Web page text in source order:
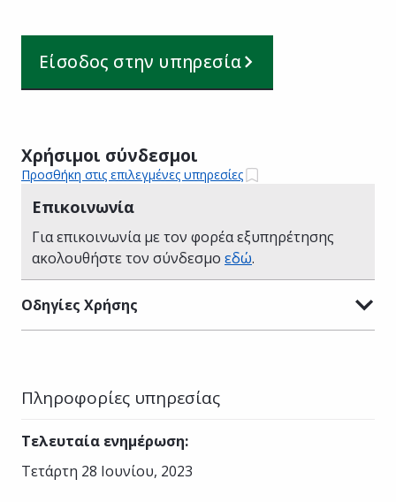
Είσοδος στην υπηρεσία
Χρήσιμοι σύνδεσμοι
Προσθήκη στις επιλεγμένες υπηρεσίες
Επικοινωνία
Για επικοινωνία με τον φορέα εξυπηρέτησης
ακολουθήστε τον σύνδεσμο εδώ.
Οδηγίες Χρήσης
Πληροφορίες υπηρεσίας
Τελευταία ενημέρωση:
Τετάρτη 28 Ιουνίου, 2023